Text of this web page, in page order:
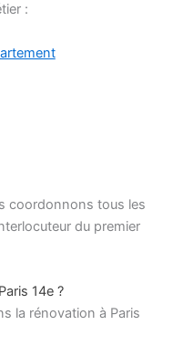
:
coordonnons tous les
du premier
14e ?
la rénovation à Paris